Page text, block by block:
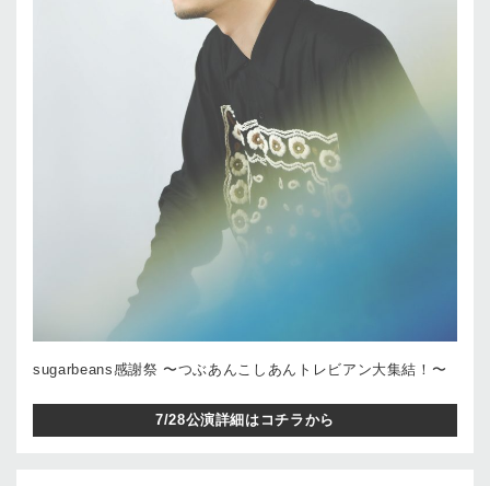
sugarbeans感謝祭 〜つぶあんこしあんトレビアン大集結！〜
7/28公演詳細はコチラから